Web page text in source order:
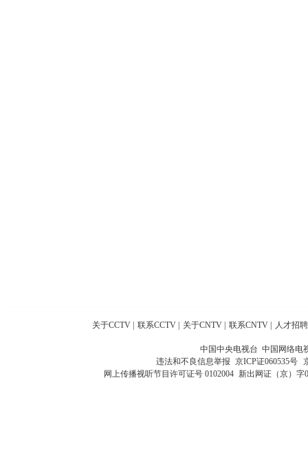
关于CCTV 联系CCTV 关于CNTV 联系CNTV 人才招聘
中国中央电视台 中国网络电
违法和不良信息举报 京ICP证060535号
网上传播视听节目许可证号 0102004 新出网证（京）